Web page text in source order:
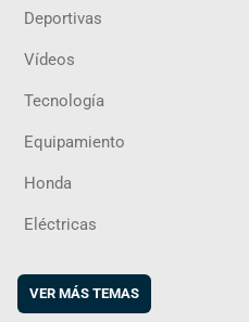
Deportivas
Vídeos
Tecnología
Equipamiento
Honda
Eléctricas
VER MÁS TEMAS